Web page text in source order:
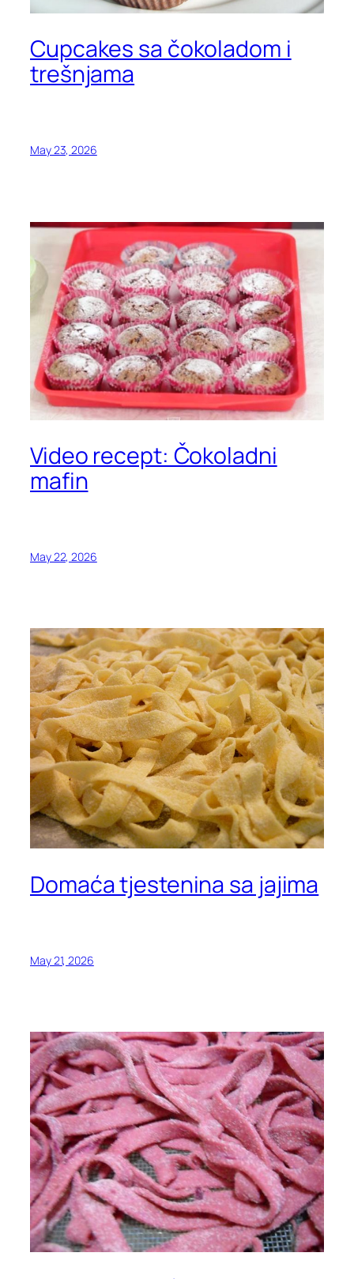
Cupcakes sa čokoladom i
trešnjama
May 23, 2026
Video recept: Čokoladni
mafin
May 22, 2026
Domaća tjestenina sa jajima
May 21, 2026